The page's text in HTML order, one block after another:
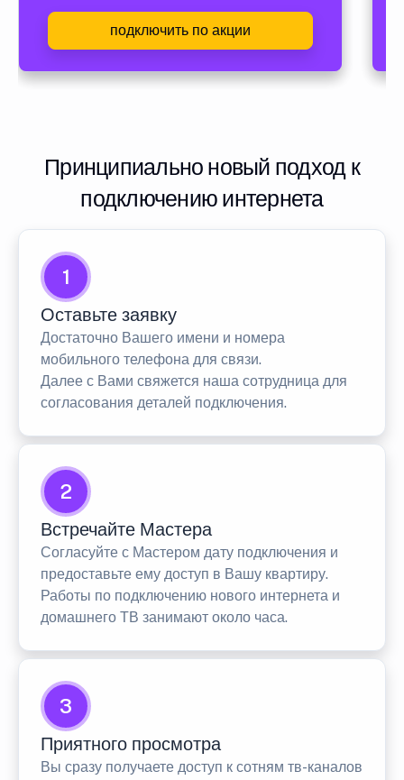
подключить по акции
Принципиально новый подход к
подключению интернета
1
Оставьте заявку
Достаточно Вашего имени и номера
мобильного телефона для связи.
Далее с Вами свяжется наша сотрудница для
согласования деталей подключения.
2
Встречайте Мастера
Согласуйте с Мастером дату подключения и
предоставьте ему доступ в Вашу квартиру.
Работы по подключению нового интернета и
домашнего ТВ занимают около часа.
3
Приятного просмотра
Вы сразу получаете доступ к сотням тв-каналов